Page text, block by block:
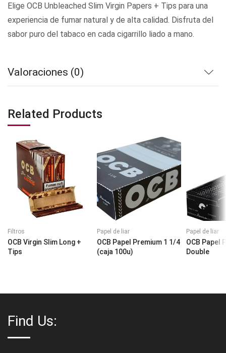
Elige OCB Unbleached Slim Virgin Papers + Tips para una
experiencia de fumar natural y de alta calidad. Disfruta del
sabor puro del tabaco en cada cigarrillo liado a mano.
Valoraciones (0)
Related Products
Filtros
OCB Virgin Slim Long +
Tips
Papel de liar
OCB Papel Premium 1 1/4
(caja 100u)
Papel de liar
OCB Papel
Double
Find Us: